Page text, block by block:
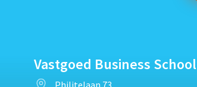
Vastgoed Business School
Philitelaan 73